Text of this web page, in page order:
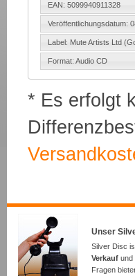
EAN: 5099940911328
Veröffentlichungsdatum:
Label: Mute Artists Ltd
Format: Audio CD
* Es erfolgt
Unser
Silver Disc
Verkauf und
Fragen